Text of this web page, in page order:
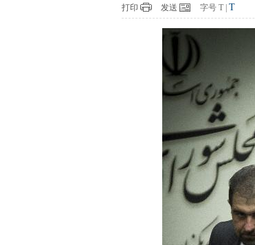
打印 发送 字号 T T